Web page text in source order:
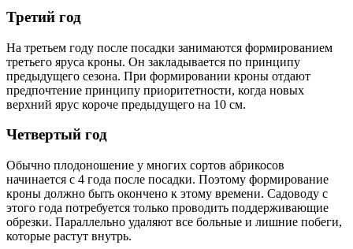
Третий год
На третьем году после посадки занимаются формированием
третьего яруса кроны. Он закладывается по принципу
предыдущего сезона. При формировании кроны отдают
предпочтение принципу приоритетности, когда новых
верхний ярус короче предыдущего на 10 см.
Четвертый год
Обычно плодоношение у многих сортов абрикосов
начинается с 4 года после посадки. Поэтому формирование
кроны должно быть окончено к этому времени. Садоводу с
этого года потребуется только проводить поддерживающие
обрезки. Параллельно удаляют все больные и лишние побеги,
которые растут внутрь.